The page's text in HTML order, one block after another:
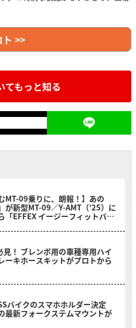
ト >>
てもっと知る
MT-09乗りに、朗報！】あの
が新型MT-09／Y-AMT（’25）に
「EFFEX イージーフィットバー
！ ブレンボ用の車種専用ハイ
ーキホースキットがプロトから
バイクのスマホホルダー決定
最新フォークステムマウントが